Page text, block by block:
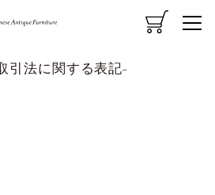
CART MENU
引法に関する表記-